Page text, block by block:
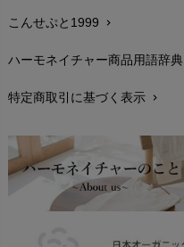
お手入れについて
レビューを書こうchevron_right
返品交換chevron_right
FAXでのご注文
お問い合わせchevron_right
こんせぷと1999 chevron_right
ハーモネイチャー商品用語辞典
特定商取引に基づく表示 chevron_right